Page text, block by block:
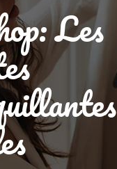
Les